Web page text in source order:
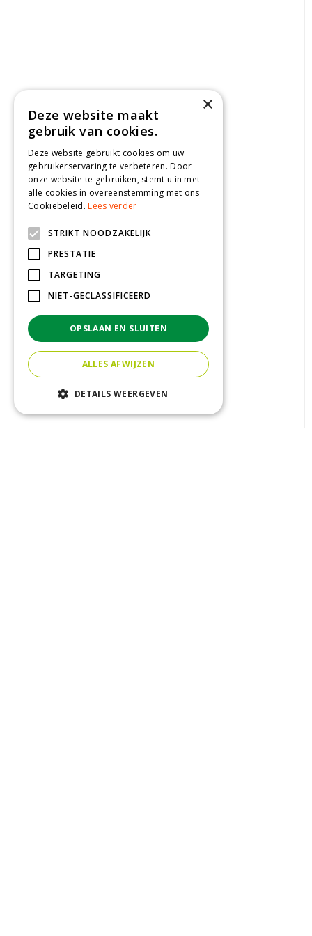
×
Deze website maakt
gebruik van cookies.
Deze website gebruikt cookies om uw
gebruikerservaring te verbeteren. Door
onze website te gebruiken, stemt u in met
alle cookies in overeenstemming met ons
Cookiebeleid.Lees verder
STRIKT NOODZAKELIJK
PRESTATIE
TARGETING
NIET-GECLASSIFICEERD
OPSLAAN EN SLUITEN
ALLES AFWIJZEN
DETAILS WEERGEVEN